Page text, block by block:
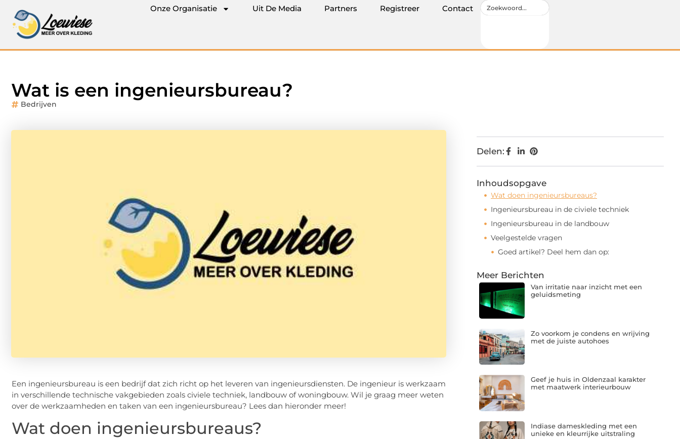
Onze Organisatie Uit De Media Partners Registreer Contact
Wat is een ingenieursbureau?
Bedrijven
Een ingenieursbureau is een bedrijf dat zich richt op het leveren van ingenieursdiensten. De ingenieur is werkzaam
in verschillende technische vakgebieden zoals civiele techniek, landbouw of woningbouw. Wil je graag meer weten
over de werkzaamheden en taken van een ingenieursbureau? Lees dan hieronder meer!
Wat doen ingenieursbureaus?
Delen:
Inhoudsopgave
Wat doen ingenieursbureaus?
Ingenieursbureau in de civiele techniek
Ingenieursbureau in de landbouw
Veelgestelde vragen
Goed artikel? Deel hem dan op:
Meer Berichten
Van irritatie naar inzicht met een
geluidsmeting
Zo voorkom je condens en wrijving
met de juiste autohoes
Geef je huis in Oldenzaal karakter
met maatwerk interieurbouw
Indiase dameskleding met een
unieke en kleurrijke uitstraling